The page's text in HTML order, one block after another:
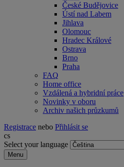
České Budějovice
Ústí nad Labem
Jihlava
Olomouc
Hradec Králové
Ostrava
Brno
Praha
FAQ
Home office
Vzdálená a hybridní práce
Novinky v oboru
Archiv našich průzkumů
Registrace nebo Přihlásit se
cs
Select your language
Menu